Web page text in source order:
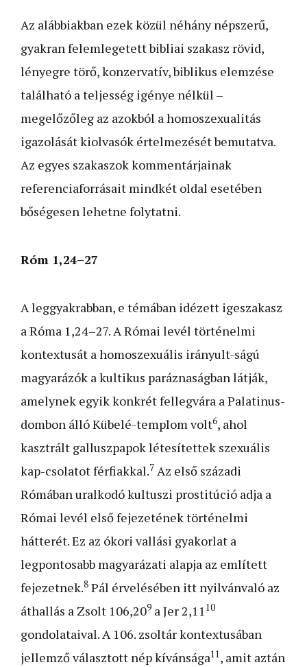
Az alábbiakban ezek közül néhány népszerű,
gyakran felemlegetett bibliai szakasz rövid,
lényegre törő, konzervatív, biblikus elemzése
található a teljesség igénye nélkül –
megelőzőleg az azokból a homoszexualitás
igazolását kiolvasók értelmezését bemutatva.
Az egyes szakaszok kommentárjainak
referenciaforrásait mindkét oldal esetében
bőségesen lehetne folytatni.
Róm 1,24–27
A leggyakrabban, e témában idézett igeszakasz
a Róma 1,24–27. A Római levél történelmi
kontextusát a homoszexuális irányult-ságú
magyarázók a kultikus paráznaságban látják,
amelynek egyik konkrét fellegvára a Palatinus-
dombon álló Kübelé-templom volt6, ahol
kasztrált galluszpapok létesítettek szexuális
kap-csolatot férfiakkal.7 Az első századi
Rómában uralkodó kultuszi prostitúció adja a
Római levél első fejezetének történelmi
hátterét. Ez az ókori vallási gyakorlat a
legpontosabb magyarázati alapja az említett
fejezetnek.8 Pál érvelésében itt nyilvánvaló az
áthallás a Zsolt 106,209 a Jer 2,11 10
gondolataival. A 106. zsoltár kontextusában
jellemző választott nép kívánsága11, amit aztán